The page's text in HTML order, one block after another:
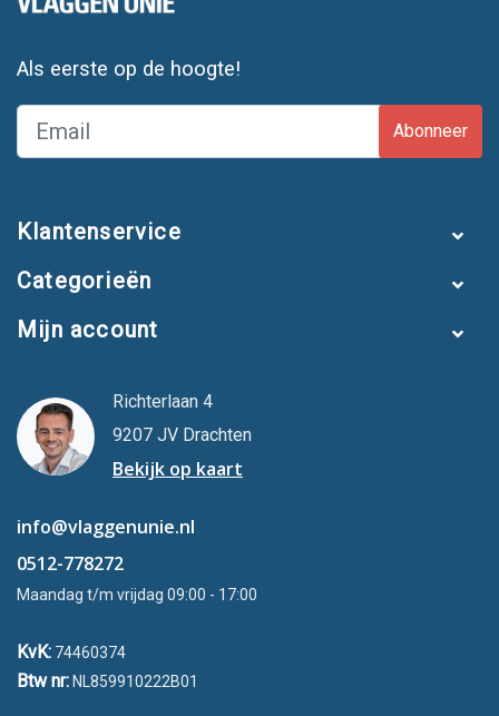
✓ Geleverd met afstandsbediening
Lees in deze blog hoe jekerstverlichting moet bevestigen aan
een vlaggenmast
Bij ons vind je kwalitatieve kerstbomen voor je vlaggenmast.
Deze zijn van het merk Lumedi en hebben 2 jaar
fabrieksgarantie. Naast uitstekende kwaliteit garanderen we de
scherpste prijs dankzij onze laagsteprijsgarantie. Plaats je jouw
Geen vlaggenmast? Bekijk dan eens onze buiten
met deelbare vlaggenmast
Als eerste op de hoogte!
Abonneer
Klantenservice
Categorieën
Mijn account
Richterlaan 4
9207 JV Drachten
Bekijk op kaart
info@vlaggenunie.nl
0512-778272
Maandag t/m vrijdag 09:00 - 17:00
KvK: 74460374
Btw nr: NL859910222B01